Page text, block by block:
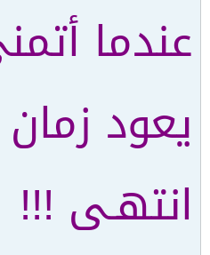
عندما
يعود
انتهـى !!!